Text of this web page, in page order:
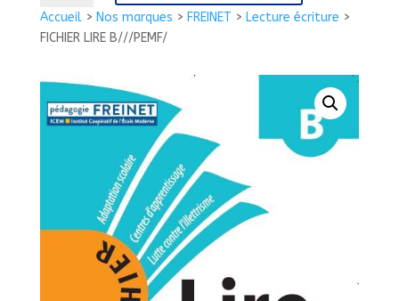
Accueil> Nos marques > FREINET > Lecture écriture >
FICHIER LIRE B///PEMF/
FICHIER
LIRE